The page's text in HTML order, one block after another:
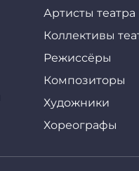
Артисты театра
Коллективы
Режиссёры
Композиторы
Художники
Хореографы